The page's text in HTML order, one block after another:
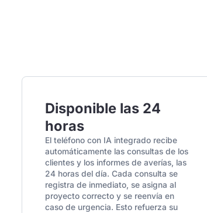
Disponible las 24
horas
El teléfono con IA integrado recibe
automáticamente las consultas de los
clientes y los informes de averías, las
24 horas del día. Cada consulta se
registra de inmediato, se asigna al
proyecto correcto y se reenvía en
caso de urgencia. Esto refuerza su